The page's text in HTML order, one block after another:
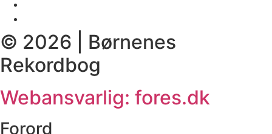
© 2026 | Børnenes
Rekordbog
Webansvarlig: fores.dk
Forord